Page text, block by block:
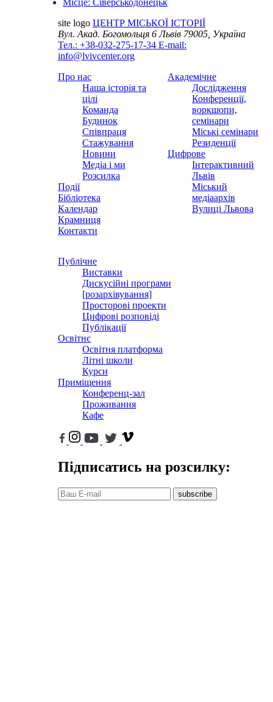
Місце: Сіверськодонецьк
site logo ЦЕНТР МІСЬКОЇ ІСТОРІЇ
Вул. Акад. Богомольця 6Львів 79005, Україна
Тел.: +38-032-275-17-34 E-mail:
info@lvivcenter.org
Про нас
Наша історія та
цілі
Команда
Будинок
Співпраця
Стажування
Новини
Медіа і ми
Розсилка
Події
Бібліотека
Календар
Крамниця
Контакти
Академічне
Дослідження
Конференції,
воркшопи,
семінари
Міські семінари
Резиденції
Цифрове
Інтерактивний
Львів
Міський
медіаархів
Вулиці Львова
Публічне
Виставки
Дискусійні програми
[розархівування]
Просторові проекти
Цифрові розповіді
Публікації
Освітнє
Освітня платформа
Літні школи
Курси
Приміщення
Конференц-зал
Проживання
Кафе
Підписатись на розсилку:
subscribe